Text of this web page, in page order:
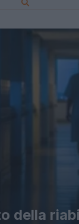
della